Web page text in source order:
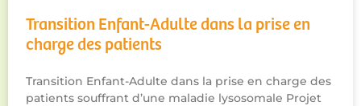
Transition Enfant-Adulte dans la prise en
charge des patients
Transition Enfant-Adulte dans la prise en charge des
patients souffrant d’une maladie lysosomale Projet